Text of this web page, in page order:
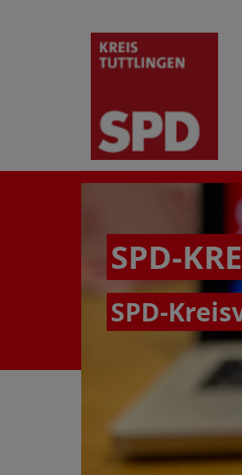
SPD-
SPD-